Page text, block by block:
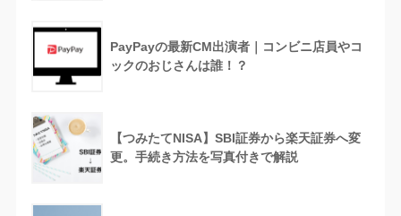
PayPayの最新CM出演者｜コンビニ店員やコ
ックのおじさんは誰！？
【つみたてNISA】SBI証券から楽天証券へ変
更。手続き方法を写真付きで解説